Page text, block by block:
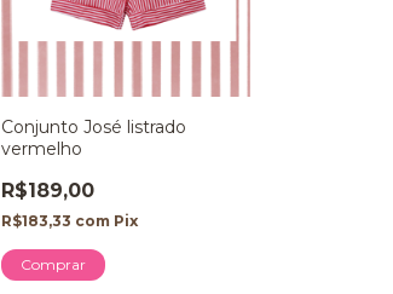
Conjunto José listrado
vermelho
R$189,00
R$183,33 com Pix
Comprar